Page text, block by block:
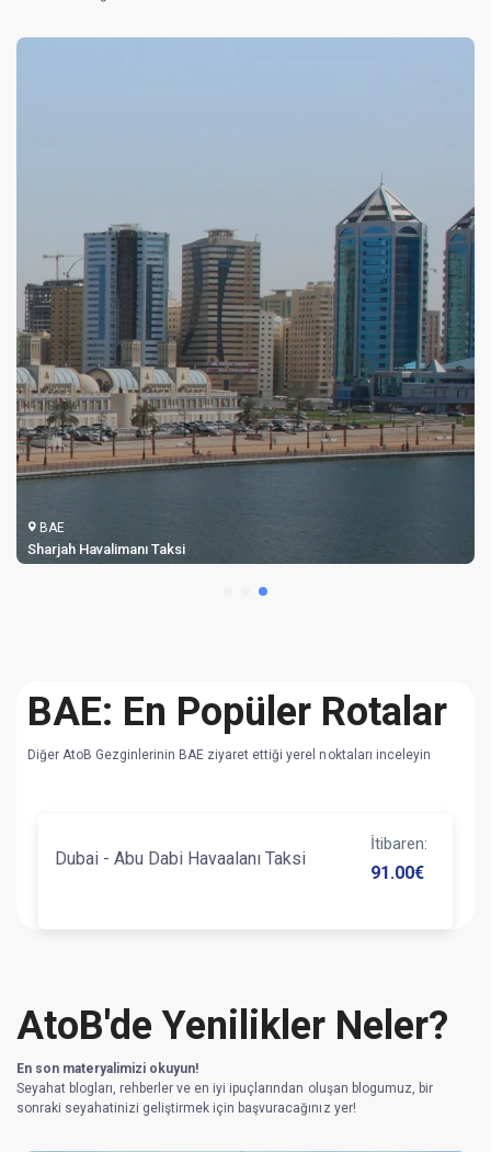
BAE
Sharjah Havalimanı Taksi
BAE: En Popüler Rotalar
Diğer AtoB Gezginlerinin BAE ziyaret ettiği yerel noktaları inceleyin
Dubai - Abu Dabi Havaalanı Taksi
İtibaren:
91.00€
AtoB'de Yenilikler Neler?
En son materyalimizi okuyun!
Seyahat blogları, rehberler ve en iyi ipuçlarından oluşan blogumuz, bir
sonraki seyahatinizi geliştirmek için başvuracağınız yer!